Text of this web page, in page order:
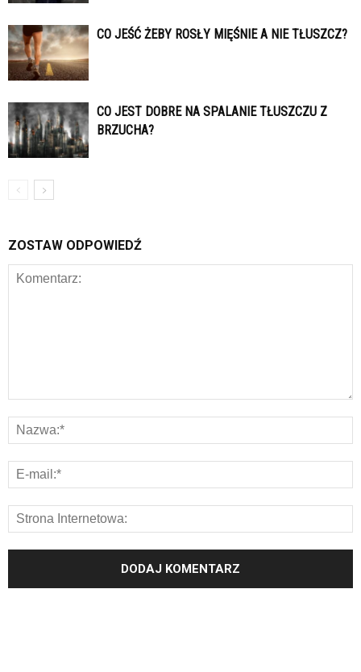
CO JEŚĆ ŻEBY ROSŁY MIĘŚNIE A NIE TŁUSZCZ?
CO JEST DOBRE NA SPALANIE TŁUSZCZU Z
BRZUCHA?
ZOSTAW ODPOWIEDŹ